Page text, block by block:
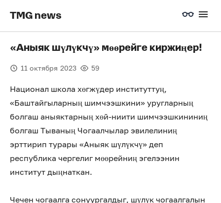
TMG news
«Аныяк шүлүкчү» мөөрейге киржиңер!
11 октября 2023 59
Национал школа хөгжүдер институттуң,
«Баштайгыларның шимчээшкини» уругларның
болгаш аныяктарның хөй-ниити шимчээшкининиң
болгаш Тываның Чогаалчылар эвилелиниң
эрттирип турары «Аныяк шүлүкчү» деп
республика чергелиг мөөрейниң эгелээнин
институт дыңнаткан.
Чечен чогаалга сонуургалдыг, шүлүк чогаалгалын